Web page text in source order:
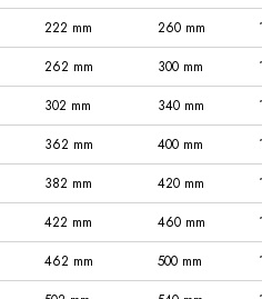
222 mm 260 mm
262 mm 300 mm
302 mm 340 mm
362 mm 400 mm
382 mm 420 mm
422 mm 460 mm
462 mm 500 mm